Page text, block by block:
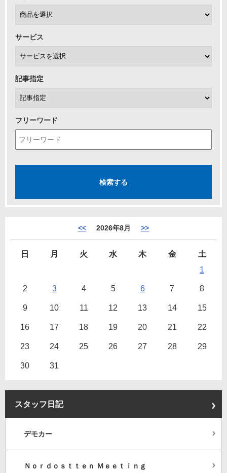
サービス
記事指定
フリーワード
<< 2026年8月 >>
日 月 火 水 木 金
土
1
2 3 4 5 6 7 8
9 10 11 12 13 14 15
16 17 18 19 20 21 22
23 24 25 26 27 28 29
30 31
スタッフ日記
デモカー
Ｎｏｒｄｏｓｔｔｅｎ Ｍｅｅｔｉｎｇ